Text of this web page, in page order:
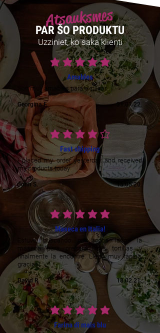
Atsauksmes
PAR ŠO PRODUKTU
Uzziniet, ko saka klienti
vidējais vērtējums ir 5 no 5
Amables
Son muy amables para explicar
Georgina F. 31.07.22.
vidējais vērtējums ir 4 no 5
Fast shipping
I placed my order yesterday and received
my products today
John S. 15.05.20.
vidējais vērtējums ir 5 no 5
Maseca en Italia!
Estuve buscando por todos lados la
maseca para preparar mis tortillas y
finalmente la encontré. Llegó muy rápido,
gracias!
David R. 18.02.21.
vidējais vērtējums ir 5 no 5
Farina di mais blu